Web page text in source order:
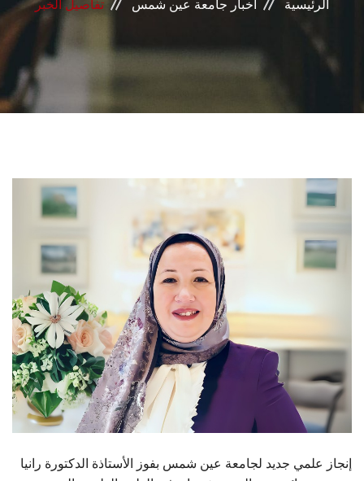
الأنظمة الذكية
الإعلام
تواصل معنا
هيئة التدريس
الدراسات العليا
الخريجين
الموظفون
الزائـرون
سجل الان
الرئيسية أخبار جامعة عين شمس تفاصيل الخبر
إنجاز علمي جديد لجامعة عين شمس بفوز الأستاذة الدكتورة رانيا